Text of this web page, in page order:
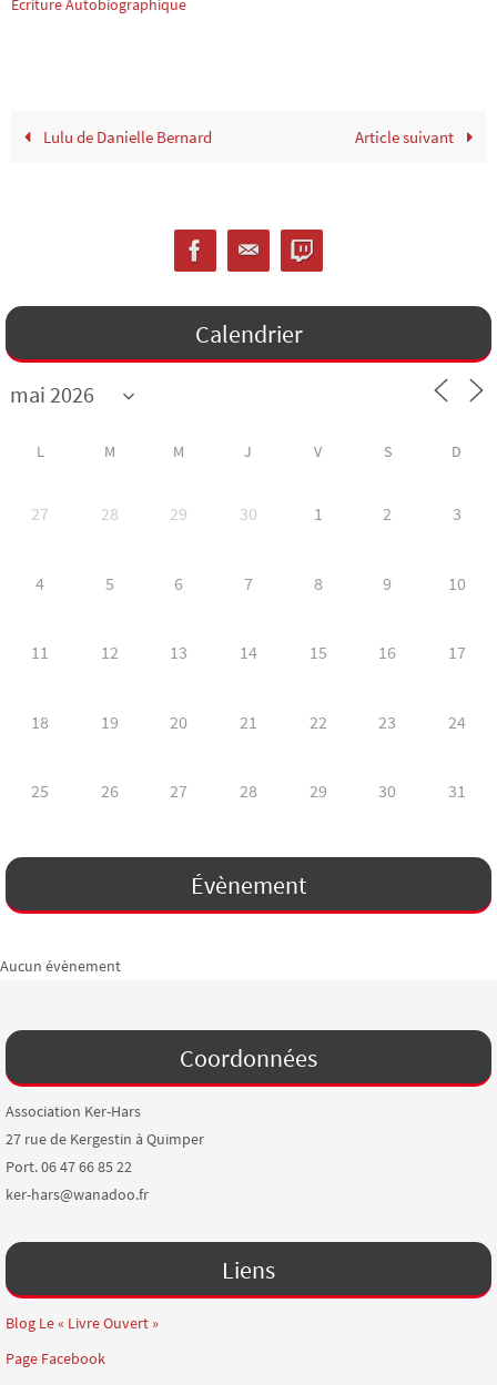
Ecriture Autobiographique
Lulu de Danielle Bernard Article suivant
Calendrier
L M M J V S D
27 28 29 30 1 2 3
4 5 6 7 8 9 10
11 12 13 14 15 16 17
18 19 20 21 22 23 24
25 26 27 28 29 30 31
Évènement
Aucun évènement
Coordonnées
Association Ker-Hars
27 rue de Kergestin à Quimper
Port. 06 47 66 85 22
ker-hars@wanadoo.fr
Liens
Blog Le « Livre Ouvert »
Page Facebook